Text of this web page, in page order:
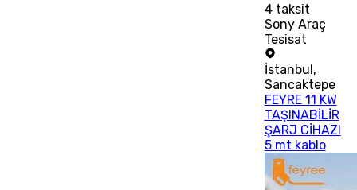
4taksit
Sony Araç
Tesisat
İstanbul,
Sancaktepe
FEYRE 11 KW
TAŞINABİLİR
ŞARJ CİHAZI
5 mt kablo